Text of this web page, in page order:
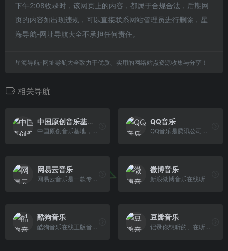
下午2:08收录时，该网页上的内容，都属于合规合法，后期网
页的内容如出现违规，可以直接联系网站管理员进行删除，星
海导航-网址导航大全不承担任何责任。
星海导航-网址导航大全致力于优质、实用的网络站点资源收集与分享！
相关导航
中国原创音乐基地 5SING
中国原创音乐基地，数字音乐网站，汇集了大量的网络歌手的原创音乐歌曲及翻唱歌曲，提供大量歌曲的伴奏以及歌词免费下载，将喜爱的音乐或者歌曲作为手机彩铃 下载
QQ音乐
QQ音乐是腾讯公司推出的一款网络音乐服务产品，海量音乐在线试听、新歌热歌在线首发、歌词翻译、手机铃声下载、高品质无损音乐试听、海量无损曲库、正版音乐 下载、空间背景音乐设置、MV观看等，是互联网音乐播放和下载的优选。
网易云音乐
网易云音乐是一款专注于发现与分享的音乐产品，依托专业音乐人、DJ、好友推荐及社交功能，为用户打造全新的音乐生活。
微博音乐
新浪微博音乐在线听
酷狗音乐
酷狗音乐在线正版音乐网站，为您提供酷狗音乐播放器下载 、在线音乐试听下载，提供听书、长音频、电台、听小说和MV播放服务。酷狗音乐，就是歌多！小说相声也很多！场景音乐也很多！
豆瓣音乐
记录你想听的、在听和听过的唱片，顺便打分、添加标签及个人附注、写评论。根据你的口味，豆瓣会推荐适合的唱片给你。